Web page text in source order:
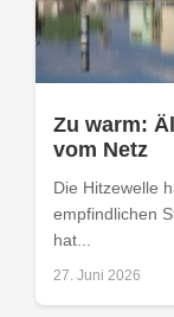
Zu warm:
vom Netz
Die Hitzewelle
empfindlichen
hat...
27. Juni 2026